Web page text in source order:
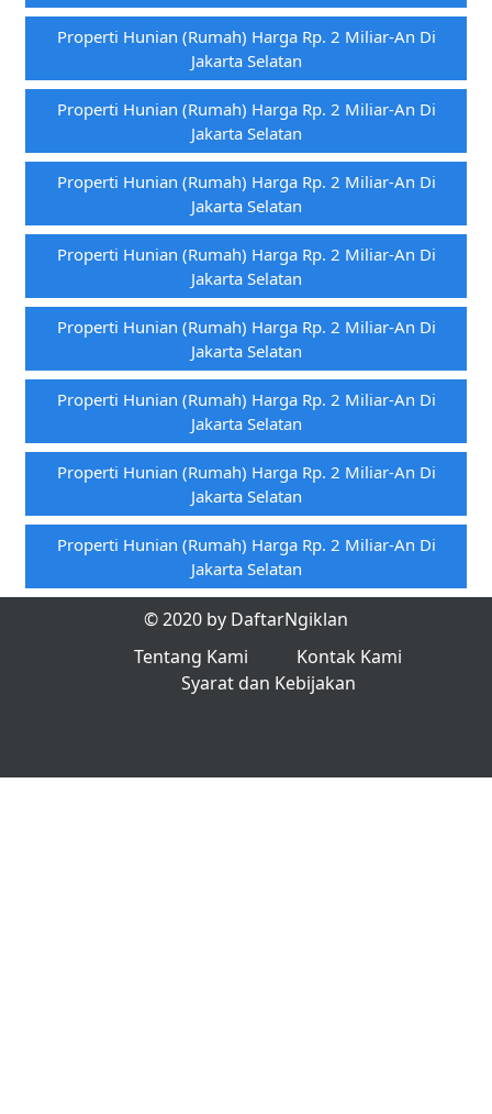
Properti Hunian (rumah) Harga Rp. 2 Miliar-An Di
Jakarta Selatan
Properti Hunian (rumah) Harga Rp. 2 Miliar-An Di
Jakarta Selatan
Properti Hunian (rumah) Harga Rp. 2 Miliar-An Di
Jakarta Selatan
Properti Hunian (rumah) Harga Rp. 2 Miliar-An Di
Jakarta Selatan
Properti Hunian (rumah) Harga Rp. 2 Miliar-An Di
Jakarta Selatan
Properti Hunian (rumah) Harga Rp. 2 Miliar-An Di
Jakarta Selatan
Properti Hunian (rumah) Harga Rp. 2 Miliar-An Di
Jakarta Selatan
Properti Hunian (rumah) Harga Rp. 2 Miliar-An Di
Jakarta Selatan
© 2020 by DaftarNgiklan
Tentang Kami
Kontak Kami
Syarat dan Kebijakan